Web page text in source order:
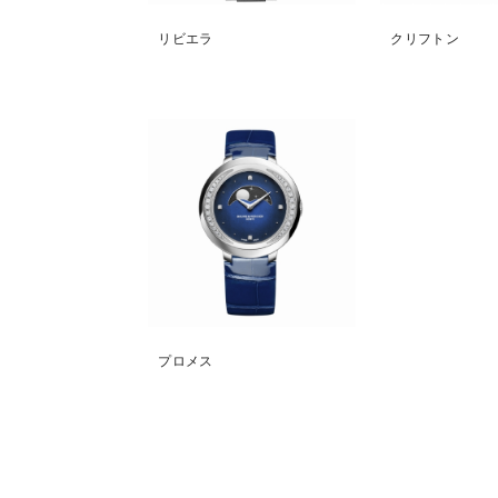
リビエラ クリフトン
プロメス